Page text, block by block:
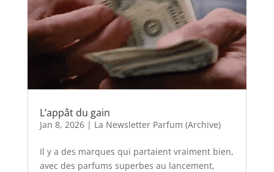
L’appât du gain
Jan 8, 2026| La Newsletter Parfum (Archive)
Il y a des marques qui partaient vraiment bien,
avec des parfums superbes au lancement,